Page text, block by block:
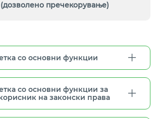
пречекорување)
со основни функции
со основни функции за
на законски права